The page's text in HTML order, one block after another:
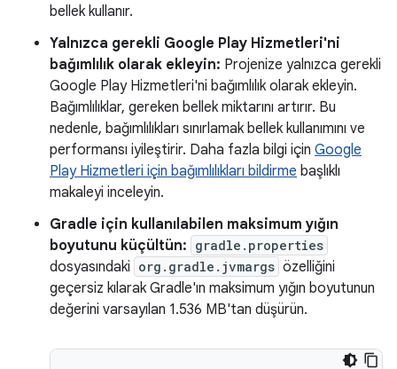
bellek kullanır.
Yalnızca gerekli Google Play Hizmetleri'ni
bağımlılık olarak ekleyin: Projenize yalnızca gerekli
Google Play Hizmetleri'ni bağımlılık olarak ekleyin.
Bağımlılıklar, gereken bellek miktarını artırır. Bu
nedenle, bağımlılıkları sınırlamak bellek kullanımını ve
performansı iyileştirir. Daha fazla bilgi için Google
Play Hizmetleri için bağımlılıkları bildirme başlıklı
makaleyi inceleyin.
Gradle için kullanılabilen maksimum yığın
boyutunu küçültün: gradle.properties
dosyasındaki org.gradle.jvmargs özelliğini
geçersiz kılarak Gradle'ın maksimum yığın boyutunun
değerini varsayılan 1.536 MB'tan düşürün.